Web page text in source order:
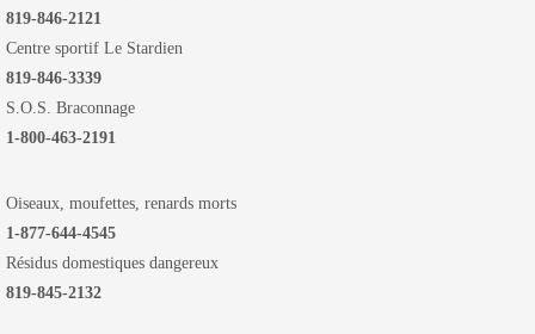
819-846-2121
Centre sportif Le Stardien
819-846-3339
S.O.S. Braconnage
1-800-463-2191
Oiseaux, moufettes, renards morts
1-877-644-4545
Résidus domestiques dangereux
819-845-2132